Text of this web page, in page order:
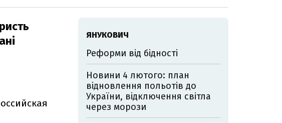
ЯНУКОВИЧ
Реформи від бідності
Новини 4 лютого: план
відновлення польотів до
України, відключення світла
через морози